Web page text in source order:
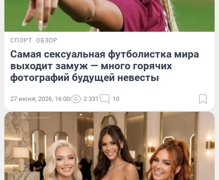
СПОРТ ОБЗОР
Самая сексуальная футболистка мира
выходит замуж — много горячих
фотографий будущей невесты
27 июня, 2026, 16:00 2 331 10